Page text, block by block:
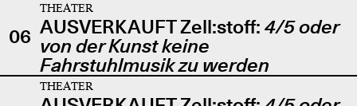
06
THEATER
AUSVERKAUFT Zell:stoff: 4/5 oder
von der Kunst keine
Fahrstuhlmusik zu werden
THEATER